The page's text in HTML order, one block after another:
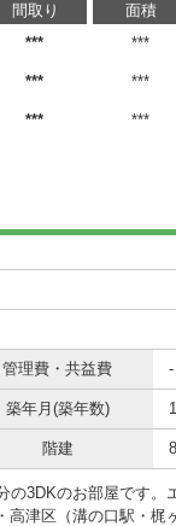
間取り 面積
*** ***
*** ***
*** ***
管理費・共益費 -
築年月(築年数)
階建
3DKのお部屋です。
津区（溝の口駅・梶